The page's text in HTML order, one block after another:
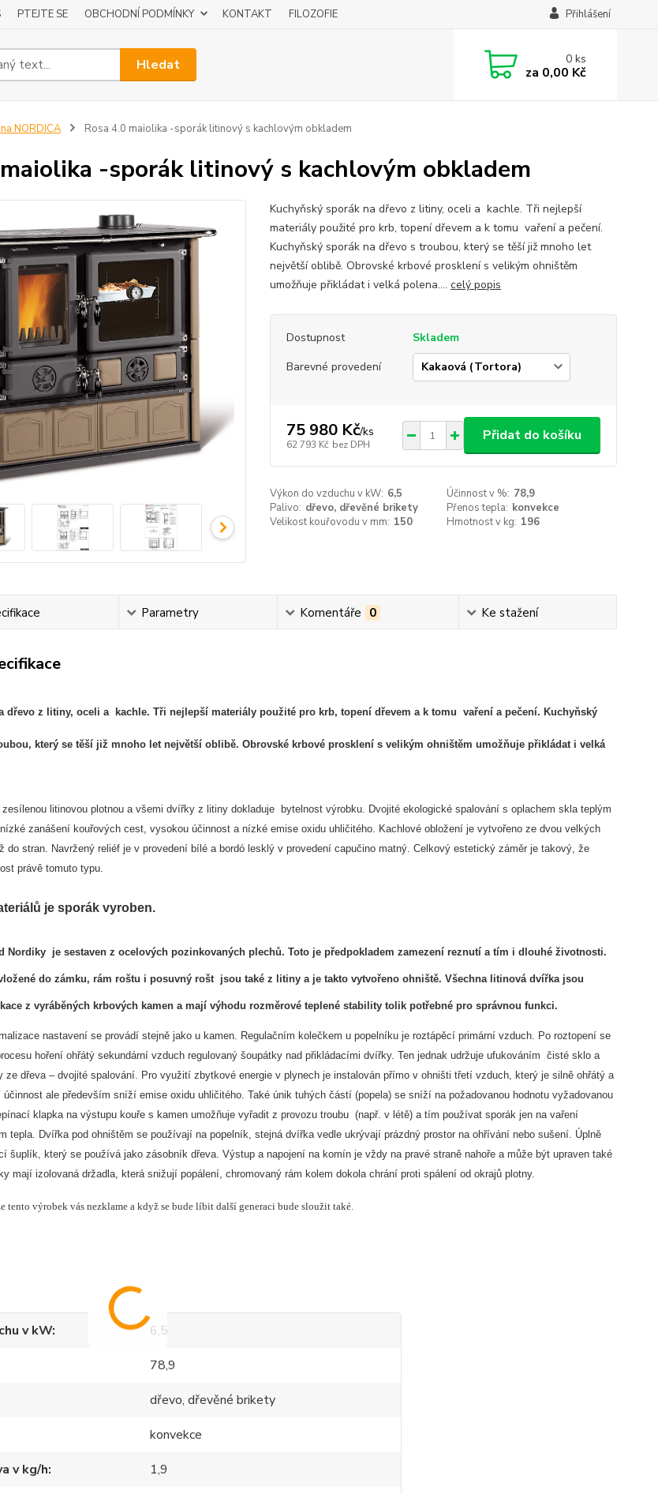
PTEJTE SE OBCHODNÍ PODMÍNKY KONTAKT FILOZOFIE Přihlášení
Hledat 0ks
za 0,00 Kč
NORDICA Rosa 4.0 maiolika -sporák litinový s kachlovým obkladem
-sporák litinový s kachlovým obkladem
Kuchyňský sporák na dřevo z litiny, oceli a kachle. Tři nejlepší
materiály použité pro krb, topení dřevem a k tomu vaření a pečení.
Kuchyňský sporák na dřevo s troubou, který se těší již mnoho let
největší oblibě. Obrovské krbové prosklení s velikým ohništěm
umožňuje přikládat i velká polena.... celý popis
Dostupnost
Skladem
Barevné provedení
75 980 Kč/ks
62 793 Kč bez DPH
Přidat do košíku
Výkon do vzduchu v kW: 6,5 Účinnost v %: 78,9
Palivo: dřevo, dřevěné brikety Přenos tepla: konvekce
Velikost kouřovodu v mm: 150 Hmotnost v kg: 196
Parametry Komentáře 0 Ke stažení
dřevo z litiny, oceli a kachle. Tři nejlepší materiály použité pro krb, topení dřevem a k tomu vaření a pečení. Kuchyňský
který se těší již mnoho let největší oblibě. Obrovské krbové prosklení s velikým ohništěm umožňuje přikládat i velká
litinovou plotnou a všemi dvířky z litiny dokladuje bytelnost výrobku. Dvojité ekologické spalování s oplachem skla teplým
zanášení kouřových cest, vysokou účinnost a nízké emise oxidu uhličitého. Kachlové obložení je vytvořeno ze dvou velkých
do stran. Navržený reliéf je v provedení bílé a bordó lesklý v provedení capučino matný. Celkový estetický záměr je takový, že
právě tomuto typu.
je sporák vyroben.
Nordiky je sestaven z ocelových pozinkovaných plechů. Toto je předpokladem zamezení reznutí a tím i dlouhé životnosti.
do zámku, rám roštu i posuvný rošt jsou také z litiny a je takto vytvořeno ohniště. Všechna litinová dvířka jsou
z vyráběných krbových kamen a mají výhodu rozměrové teplené stability tolik potřebné pro správnou funkci.
nastavení se provádí stejně jako u kamen. Regulačním kolečkem u popelníku je roztápěcí primární vzduch. Po roztopení se
hoření ohřátý sekundární vzduch regulovaný šoupátky nad přikládacími dvířky. Ten jednak udržuje ufukováním čisté sklo a
ze dřeva – dvojité spalování. Pro využití zbytkové energie v plynech je instalován přímo v ohništi třetí vzduch, který je silně ohřátý a
ale především sníží emise oxidu uhličitého. Také únik tuhých částí (popela) se sníží na požadovanou hodnotu vyžadovanou
klapka na výstupu kouře s kamen umožňuje vyřadit z provozu troubu (např. v létě) a tím používat sporák jen na vaření
tepla. Dvířka pod ohništěm se používají na popelník, stejná dvířka vedle ukrývají prázdný prostor na ohřívání nebo sušení. Úplně
šuplík, který se používá jako zásobník dřeva. Výstup a napojení na komín je vždy na pravé straně nahoře a může být upraven také
mají izolovaná držadla, která snižují popálení, chromovaný rám kolem dokola chrání proti spálení od okrajů plotny.
tento výrobek vás nezklame a když se bude líbit další generaci bude sloužit také.
v kW
6,5
78,9
dřevo, dřevěné brikety
konvekce
v kg/h
1,9